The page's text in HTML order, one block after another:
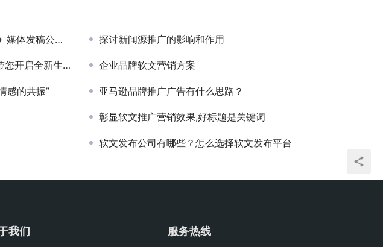
公司实战指南 探讨新闻源推广的影响和作用
全新生活体验 企业品牌软文营销方案
感的共振” 亚马逊品牌推广广告有什么思路？
彰显软文推广营销效果,好标题是关键词
软文发布公司有哪些？怎么选择软文发布平台
我们 服务热线